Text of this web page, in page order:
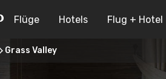
Flüge Hotels Flug + Hotel
Grass Valley